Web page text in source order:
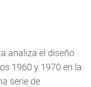
analiza el diseño
1960 y 1970 en la
serie de